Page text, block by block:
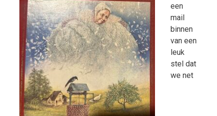
een
mail
binnen
van een
leuk
stel dat
we net